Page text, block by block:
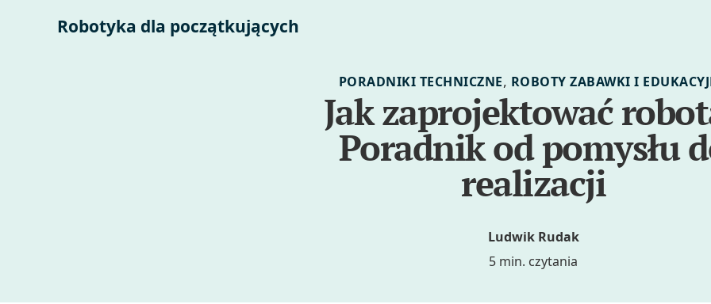
Robotyka dla początkujących
PORADNIKI TECHNICZNE, ROBOTY ZABAWKI I
Jak zaprojektować
Poradnik od pomysłu
realizacji
Ludwik Rudak
5 min. czytania